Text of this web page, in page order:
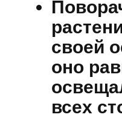
своей
оно
всех